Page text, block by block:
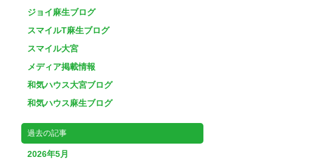
ジョイ麻生ブログ
スマイルT麻生ブログ
スマイル大宮
メディア掲載情報
和気ハウス大宮ブログ
和気ハウス麻生ブログ
過去の記事
2026年5月